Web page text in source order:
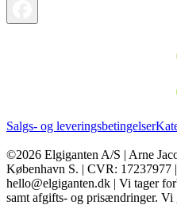
Salgs- og leveringsbetingelser
©2026 Elgiganten A/S | Arne
København S. | CVR: 17237977
hello@elgiganten.dk | Vi tager
samt afgifts- og prisændringer.